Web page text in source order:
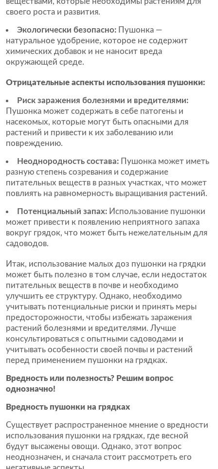
своего роста и развития.
Экологически безопасно: Пушонка —
натуральное удобрение, которое не содержит
химических добавок и не наносит вреда
окружающей среде.
Отрицательные аспекты использования пушонки:
Риск заражения болезнями и вредителями:
Пушонка может содержать в себе патогены и
насекомых, которые могут быть опасными для
растений и привести к их заболеванию или
повреждению.
Неоднородность состава: Пушонка может иметь
разную степень созревания и содержание
питательных веществ в разных участках, что может
повлиять на равномерность выращивания растений.
Потенциальный запах: Использование пушонки
может привести к появлению неприятного запаха
вокруг грядок, что может быть нежелательным для
садоводов.
Итак, использование малых доз пушонки на грядки
может быть полезно в том случае, если недостаток
питательных веществ в почве и необходимо
улучшить ее структуру. Однако, необходимо
учитывать потенциальные риски и принять меры
предосторожности, чтобы избежать заражения
растений болезнями и вредителями. Лучше
консультироваться с опытными садоводами и
учитывать особенности своей почвы и растений
перед применением пушонки на грядках.
Вредность или полезность? Решим вопрос
однозначно!
Вредность пушонки на грядках
Существует распространенное мнение о вредности
использования пушонки на грядках, где весной
будут высажены овощи. Однако, этот вопрос
неоднозначен, и сначала стоит рассмотреть его